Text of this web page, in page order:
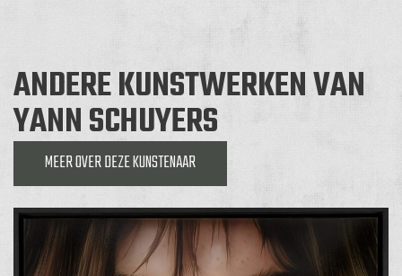
ANDERE KUNSTWERKEN VAN
YANN SCHUYERS
MEER OVER DEZE KUNSTENAAR